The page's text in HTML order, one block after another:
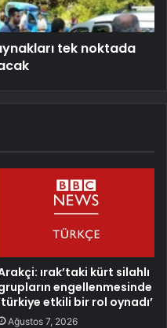
tek noktada
ırak’taki kürt silahlı
engellenmesinde
etkili bir rol oynadı’
Ağustos 7, 2026